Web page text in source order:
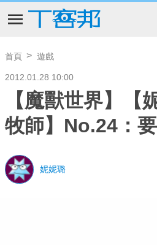
首頁 遊戲
2012.01.28 10:00
【魔獸世界】【
牧師】No.24：
妮妮璐